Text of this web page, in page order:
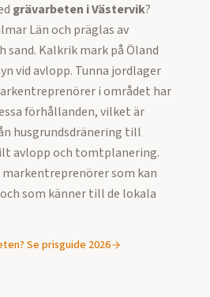
grävarbeten iVästervik?
Län och präglas av
sand. Kalkrik mark på Öland
vid avlopp. Tunna jordlager
i området har
förhållanden, vilket är
husgrundsdränering till
avlopp och tomtplanering.
som kan
och som känner till de lokala
? Se prisguide 2026